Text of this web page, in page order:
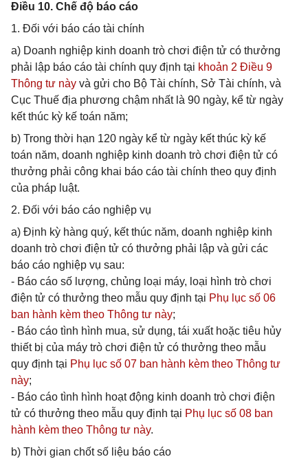
Điều 10. Chế độ báo cáo
1. Đối với báo cáo tài chính
a) Doanh nghiệp kinh doanh trò chơi điện tử có thưởng
phải lập báo cáo tài chính quy định tại khoản 2 Điều 9
Thông tư này và gửi cho Bộ Tài chính, Sở Tài chính, và
Cục Thuế địa phương chậm nhất là 90 ngày, kể từ ngày
kết thúc kỳ kế toán năm;
b) Trong thời hạn 120 ngày kể từ ngày kết thúc kỳ kế
toán năm, doanh nghiệp kinh doanh trò chơi điện tử có
thưởng phải công khai báo cáo tài chính theo quy định
của pháp luật.
2. Đối với báo cáo nghiệp vụ
a) Định kỳ hàng quý, kết thúc năm, doanh nghiệp kinh
doanh trò chơi điện tử có thưởng phải lập và gửi các
báo cáo nghiệp vụ sau:
- Báo cáo số lượng, chủng loại máy, loại hình trò chơi
điện tử có thưởng theo mẫu quy định tại Phụ lục số 06
ban hành kèm theo Thông tư này;
- Báo cáo tình hình mua, sử dụng, tái xuất hoặc tiêu hủy
thiết bị của máy trò chơi điện tử có thưởng theo mẫu
quy định tại Phụ lục số 07 ban hành kèm theo Thông tư
này;
- Báo cáo tình hình hoạt động kinh doanh trò chơi điện
tử có thưởng theo mẫu quy định tại Phụ lục số 08 ban
hành kèm theo Thông tư này.
b) Thời gian chốt số liệu báo cáo